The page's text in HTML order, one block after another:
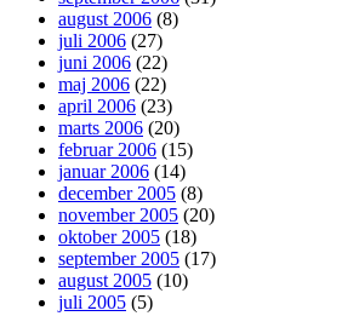
august 2006 (8)
juli 2006 (27)
juni 2006 (22)
maj 2006 (22)
april 2006 (23)
marts 2006 (20)
februar 2006 (15)
januar 2006 (14)
december 2005 (8)
november 2005 (20)
oktober 2005 (18)
september 2005 (17)
august 2005 (10)
juli 2005 (5)